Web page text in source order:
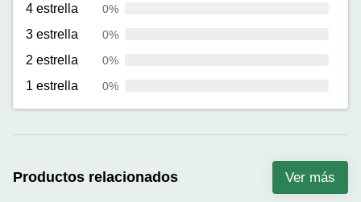
4 estrella 0%
3 estrella 0%
2 estrella 0%
1 estrella 0%
Productos relacionados Ver más